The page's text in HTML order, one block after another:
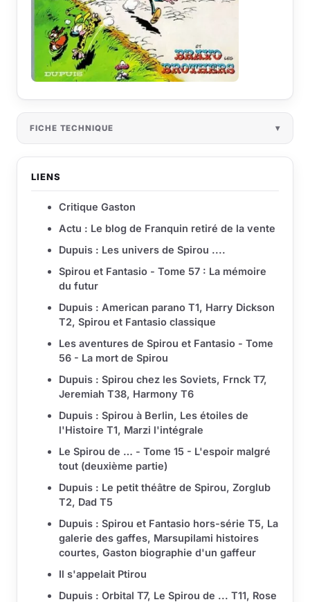
FICHE TECHNIQUE
LIENS
Critique Gaston
Actu : Le blog de Franquin retiré de la vente
Dupuis : Les univers de Spirou ....
Spirou et Fantasio - Tome 57 : La mémoire
du futur
Dupuis : American parano T1, Harry Dickson
T2, Spirou et Fantasio classique
Les aventures de Spirou et Fantasio - Tome
56 - La mort de Spirou
Dupuis : Spirou chez les Soviets, Frnck T7,
Jeremiah T38, Harmony T6
Dupuis : Spirou à Berlin, Les étoiles de
l'Histoire T1, Marzi l'intégrale
Le Spirou de … - Tome 15 - L'espoir malgré
tout (deuxième partie)
Dupuis : Le petit théâtre de Spirou, Zorglub
T2, Dad T5
Dupuis : Spirou et Fantasio hors-série T5, La
galerie des gaffes, Marsupilami histoires
courtes, Gaston biographie d'un gaffeur
Il s'appelait Ptirou
Dupuis : Orbital T7, Le Spirou de ... T11, Rose